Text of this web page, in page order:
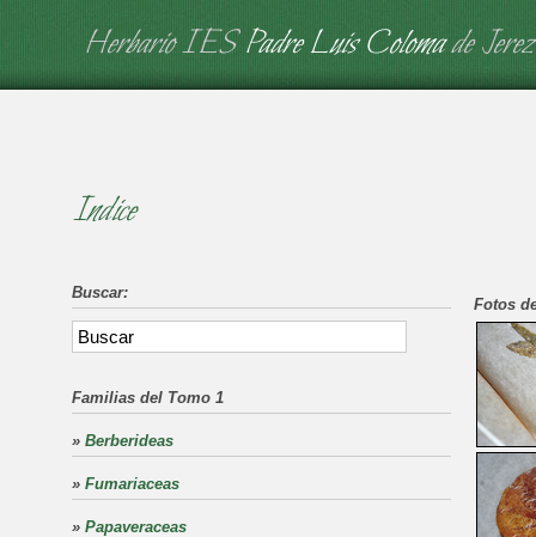
Herbario IES Padre Luis Colomade Jerez
Fotos
Indice
Buscar:
Familias del Tomo 1
» Berberideas
» Fumariaceas
» Papaveraceas